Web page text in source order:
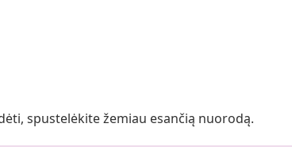
spustelėkite žemiau esančią nuorodą.